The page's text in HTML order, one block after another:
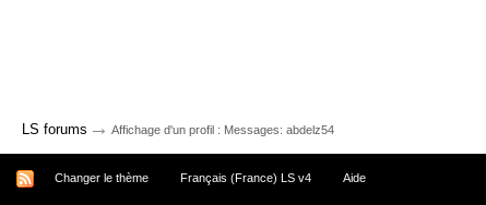
LS forums → Affichage d'un profil : Messages: abdelz54
Changer le thème Français (France) LS v4 Aide